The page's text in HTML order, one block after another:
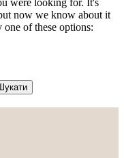
were looking for. It's
now we know about it
of these options: